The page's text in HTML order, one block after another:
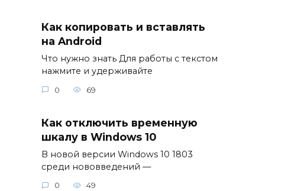
Как копировать и вставлять
на Android
Что нужно знать Для работы с текстом
нажмите и удерживайте
0 69
Как отключить временную
шкалу в Windows 10
В новой версии Windows 10 1803
среди нововведений —
0 49